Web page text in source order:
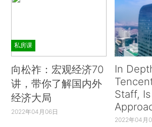
私房课
向松祚：宏观经济70
讲，带你了解国内外
经济大局
2022年04月06日
In
Staff, Is
2022年04月